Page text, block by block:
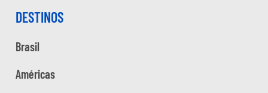
DESTINOS
Brasil
Américas